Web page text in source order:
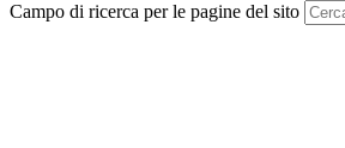
Campo di ricerca per le pagine del sito